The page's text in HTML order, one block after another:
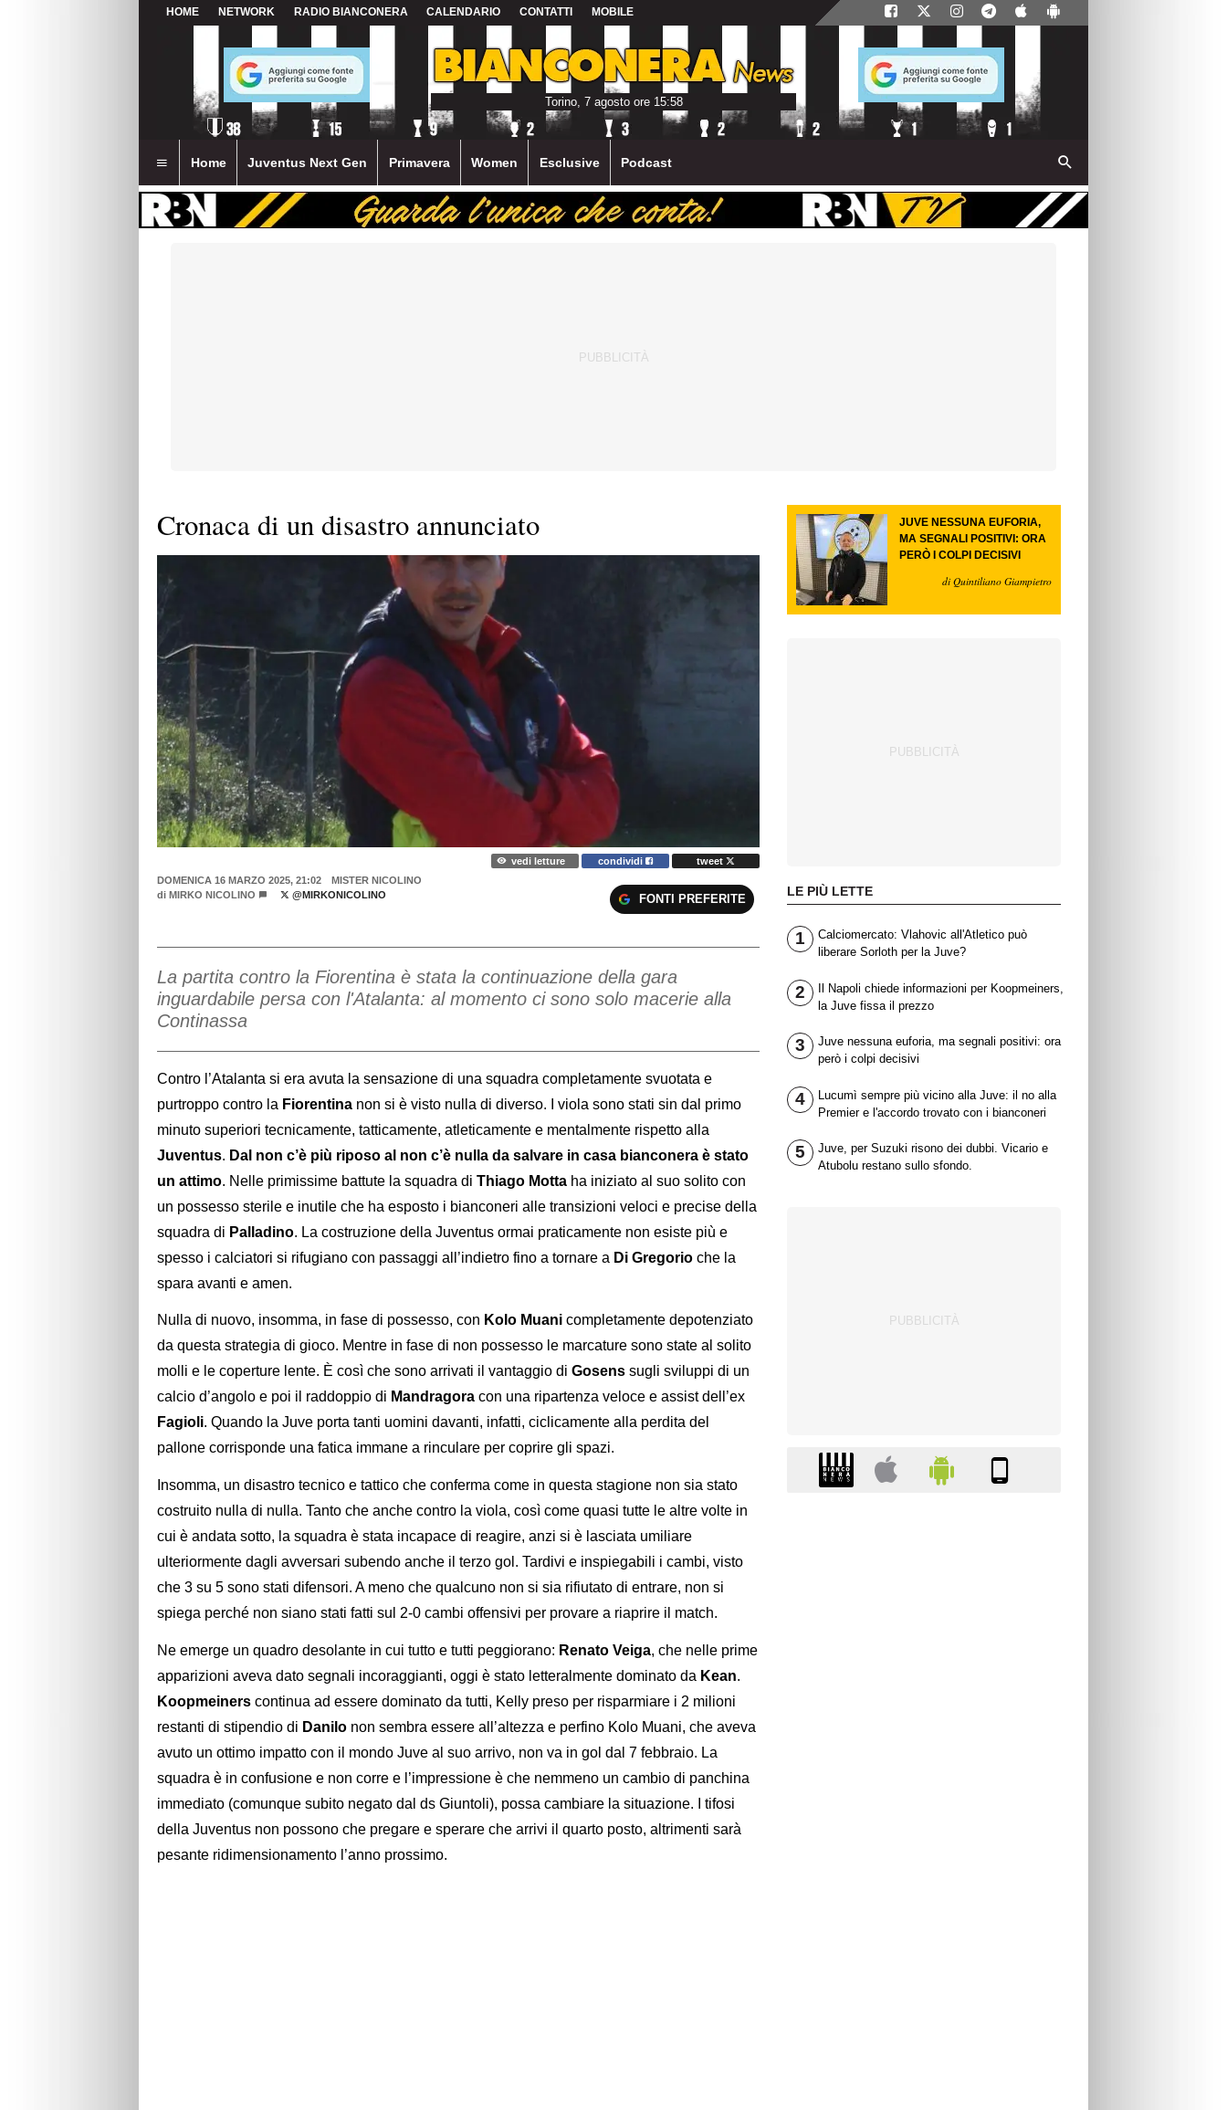
HOME NETWORK RADIO BIANCONERA CALENDARIO CONTATTI MOBILE
Torino, 7 agosto ore 15:58
Home Juventus Next Gen Primavera Women Esclusive Podcast
Cronaca di un disastro annunciato
vedi letture condividi
tweet
DOMENICA 16 MARZO 2025, 21:02
MISTER NICOLINO
di MIRKO NICOLINO @MIRKONICOLINO FONTI PREFERITE
La partita contro la Fiorentina è stata la continuazione della gara
inguardabile persa con l'Atalanta: al momento ci sono solo macerie alla
Continassa
Contro l’Atalanta si era avuta la sensazione di una squadra completamente svuotata e
purtroppo contro la Fiorentina non si è visto nulla di diverso. I viola sono stati sin dal primo
minuto superiori tecnicamente, tatticamente, atleticamente e mentalmente rispetto alla
Juventus. Dal non c’è più riposo al non c’è nulla da salvare in casa bianconera è stato
un attimo. Nelle primissime battute la squadra di Thiago Motta ha iniziato al suo solito con
un possesso sterile e inutile che ha esposto i bianconeri alle transizioni veloci e precise della
squadra di Palladino. La costruzione della Juventus ormai praticamente non esiste più e
spesso i calciatori si rifugiano con passaggi all’indietro fino a tornare a Di Gregorio che la
spara avanti e amen.
Nulla di nuovo, insomma, in fase di possesso, con Kolo Muani completamente depotenziato
da questa strategia di gioco. Mentre in fase di non possesso le marcature sono state al solito
molli e le coperture lente. È così che sono arrivati il vantaggio di Gosens sugli sviluppi di un
calcio d’angolo e poi il raddoppio di Mandragora con una ripartenza veloce e assist dell’ex
Fagioli. Quando la Juve porta tanti uomini davanti, infatti, ciclicamente alla perdita del
pallone corrisponde una fatica immane a rinculare per coprire gli spazi.
Insomma, un disastro tecnico e tattico che conferma come in questa stagione non sia stato
costruito nulla di nulla. Tanto che anche contro la viola, così come quasi tutte le altre volte in
cui è andata sotto, la squadra è stata incapace di reagire, anzi si è lasciata umiliare
ulteriormente dagli avversari subendo anche il terzo gol. Tardivi e inspiegabili i cambi, visto
che 3 su 5 sono stati difensori. A meno che qualcuno non si sia rifiutato di entrare, non si
spiega perché non siano stati fatti sul 2-0 cambi offensivi per provare a riaprire il match.
Ne emerge un quadro desolante in cui tutto e tutti peggiorano: Renato Veiga, che nelle prime
apparizioni aveva dato segnali incoraggianti, oggi è stato letteralmente dominato da Kean.
Koopmeiners continua ad essere dominato da tutti, Kelly preso per risparmiare i 2 milioni
restanti di stipendio di Danilo non sembra essere all’altezza e perfino Kolo Muani, che aveva
avuto un ottimo impatto con il mondo Juve al suo arrivo, non va in gol dal 7 febbraio. La
squadra è in confusione e non corre e l’impressione è che nemmeno un cambio di panchina
immediato (comunque subito negato dal ds Giuntoli), possa cambiare la situazione. I tifosi
della Juventus non possono che pregare e sperare che arrivi il quarto posto, altrimenti sarà
pesante ridimensionamento l’anno prossimo.
JUVE NESSUNA EUFORIA,
MA SEGNALI POSITIVI: ORA
PERÒ I COLPI DECISIVI
di Quintiliano Giampietro
LE PIÙ LETTE
1
Calciomercato: Vlahovic all'Atletico può
liberare Sorloth per la Juve?
2
Il Napoli chiede informazioni per Koopmeiners,
la Juve fissa il prezzo
3
Juve nessuna euforia, ma segnali positivi: ora
però i colpi decisivi
4
Lucumì sempre più vicino alla Juve: il no alla
Premier e l'accordo trovato con i bianconeri
5
Juve, per Suzuki risono dei dubbi. Vicario e
Atubolu restano sullo sfondo.